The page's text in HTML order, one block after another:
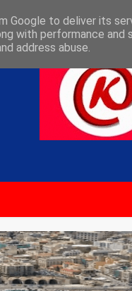
Google to deliver its
with performance
address abuse.